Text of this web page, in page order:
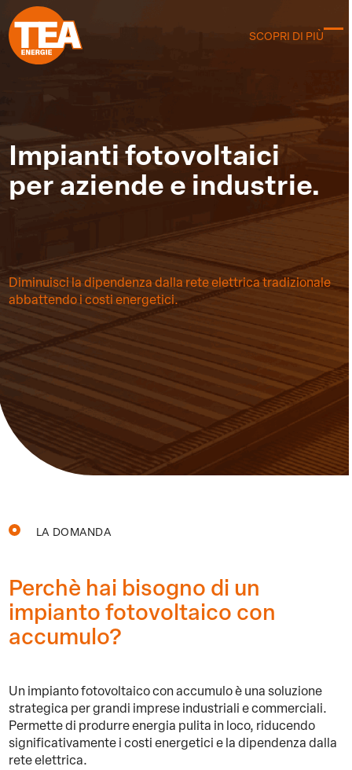
Skip
to
content
SCOPRI DI PIÙ
Impianti fotovoltaici
per aziende e industrie.
Diminuisci la dipendenza dalla rete elettrica tradizionale
abbattendo i costi energetici.
LA DOMANDA
Perchè hai bisogno di un
impiantofotovoltaico con
accumulo?
Un impianto fotovoltaico con accumulo è una soluzione
strategica per grandi imprese industriali e commerciali.
Permette di produrre energia pulita in loco, riducendo
significativamente i costi energetici e la dipendenza dalla
rete elettrica.